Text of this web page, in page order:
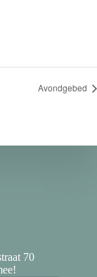
Avondgebed
70